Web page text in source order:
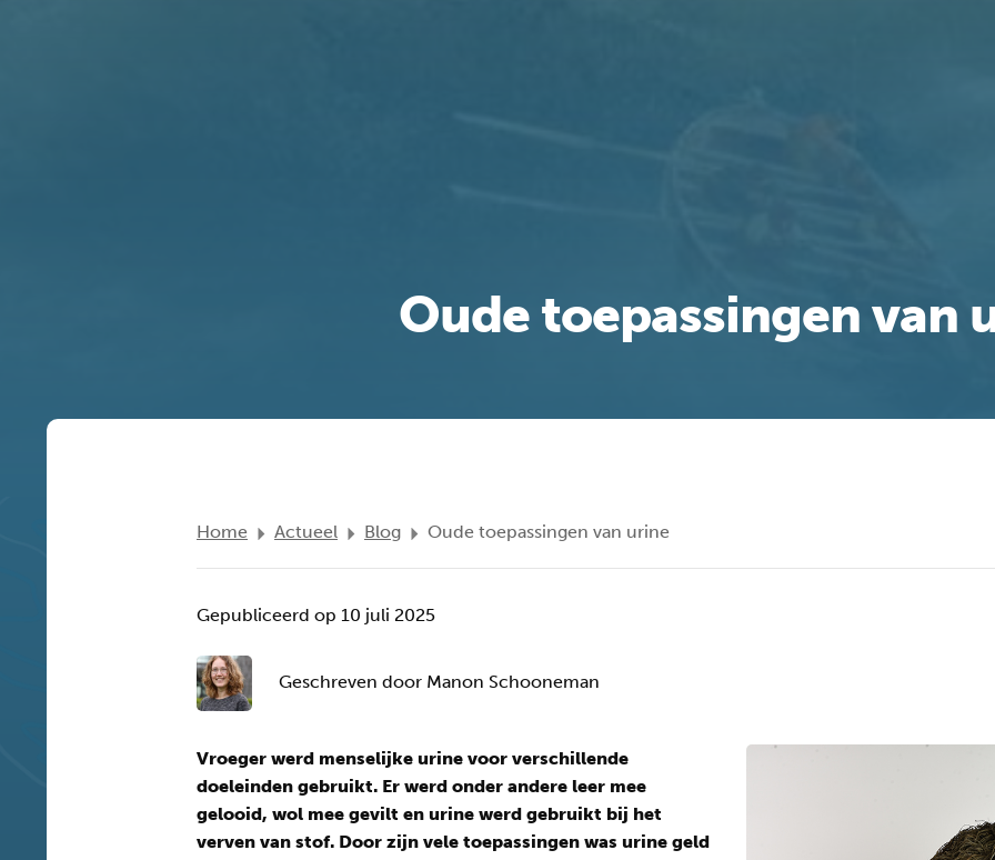
Oude toepassingen van
Home Actueel Blog Oude toepassingen van urine
Gepubliceerd op 10 juli 2025
Geschreven door Manon Schooneman
Vroeger werd menselijke urine voor verschillende
doeleinden gebruikt. Er werd onder andere leer mee
gelooid, wol mee gevilt en urine werd gebruikt bij het
verven van stof. Door zijn vele toepassingen was urine geld